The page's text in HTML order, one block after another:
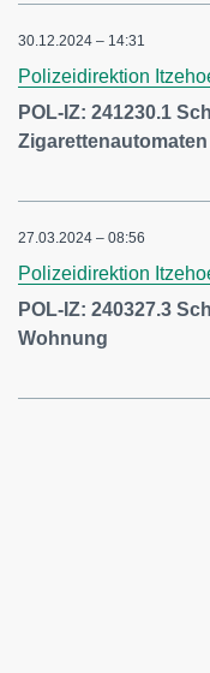
30.12.2024 – 14:31
Polizeidirektion
POL-IZ: 241230.1
Zigarettenautomaten
27.03.2024 – 08:56
Polizeidirektion
POL-IZ: 240327.3
Wohnung